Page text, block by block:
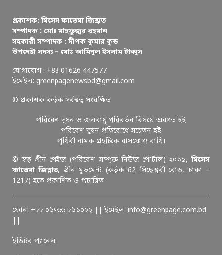
প্রকাশক: মিসেস ফাতেমা জিন্নাত
সম্পাদক : মোঃ মাহফুজুর রহমান
সহকারী সম্পাদক : দীপক কুমার কুন্ড
উপদেষ্টা সদস্য – মোঃ আমিনুল ইসলাম টাব্বুস
যোগাযোগ : +88 01626 447577
ইমেইল: greenpagenewsbd@gmail.com
© প্রকাশক কর্তৃক সর্বস্বত্ব সংরক্ষিত
পরিবেশ দূষন ও জলবায়ু পরিবর্তন বিষয়ে অবগত হই
পরিবেশ দূষন প্রতিরোধে সচেতন হই
পৃথিবী নামক গ্রহটিকে বাসযোগ্য রাখি।
© স্বত্ব গ্রীন পেইজ (পরিবেশ সম্পৃক্ত নিউজ পোর্টাল) ২০১৯, মিসেস
ফাতেমা জিন্নাত, গ্রীন মুভমেন্ট (কর্তৃক 62 সিদ্ধেশ্বরী রোড, ঢাকা –
1217) হতে প্রকাশিত ও প্রচারিত
ফোন: +৮৮ ০১৭৬৬ ৮১১০২২ || ইমেইল: info@greenpage.com.bd
ইডিটর প্যানেল: